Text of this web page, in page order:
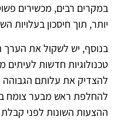
במקרים רבים, מכשירים
יותר, תוך חיסכון בעלויות
בנוסף, יש לשקול את
טכנולוגיות חדשות לעיתים
להצדיק את עלותם
להחלפת ראש מבער צומח
ההצעות השונות לפני